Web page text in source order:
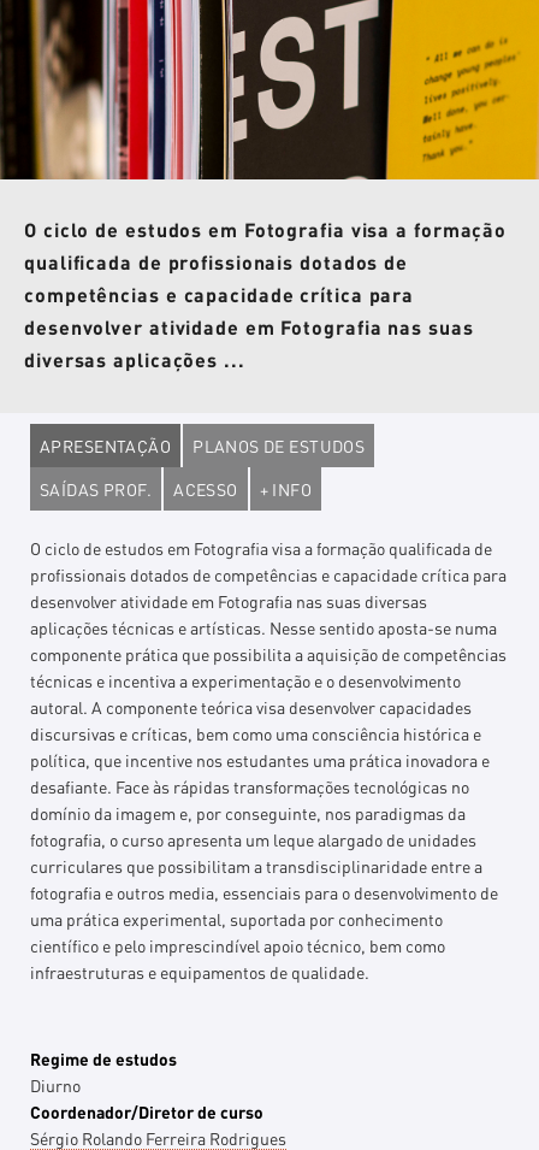
O ciclo de estudos em Fotografia visa a formação
qualificada de profissionais dotados de
competências e capacidade crítica para
desenvolver atividade em Fotografia nas suas
diversas aplicações ...
APRESENTAÇÃO
PLANOS DE ESTUDOS
SAÍDAS PROF.
ACESSO + INFO
O ciclo de estudos em Fotografia visa a formação qualificada de
profissionais dotados de competências e capacidade crítica para
desenvolver atividade em Fotografia nas suas diversas
aplicações técnicas e artísticas. Nesse sentido aposta-se numa
componente prática que possibilita a aquisição de competências
técnicas e incentiva a experimentação e o desenvolvimento
autoral. A componente teórica visa desenvolver capacidades
discursivas e críticas, bem como uma consciência histórica e
política, que incentive nos estudantes uma prática inovadora e
desafiante. Face às rápidas transformações tecnológicas no
domínio da imagem e, por conseguinte, nos paradigmas da
fotografia, o curso apresenta um leque alargado de unidades
curriculares que possibilitam a transdisciplinaridade entre a
fotografia e outros media, essenciais para o desenvolvimento de
uma prática experimental, suportada por conhecimento
científico e pelo imprescindível apoio técnico, bem como
infraestruturas e equipamentos de qualidade.
Regime de estudos
Diurno
Coordenador/Diretor de curso
Sérgio Rolando Ferreira Rodrigues